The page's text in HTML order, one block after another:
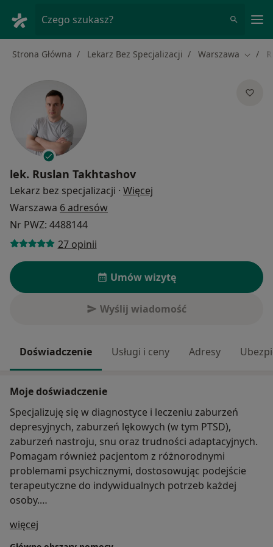
Czego szukasz?
Strona Główna Lekarz Bez Specjalizacji Warszawa Zmień
lek. Ruslan Takhtashov
Lekarz bez specjalizacji · Więcej
Warszawa 6 adresów
Nr PWZ: 4488144
27 opinii
Umów wizytę
Wyślij wiadomość
Doświadczenie Usługi i ceny Adresy
Moje doświadczenie
Specjalizuję się w diagnostyce i leczeniu zaburzeń
depresyjnych, zaburzeń lękowych (w tym PTSD),
zaburzeń nastroju, snu oraz trudności adaptacyjnych.
Pomagam również pacjentom z różnorodnymi
problemami psychicznymi, dostosowując podejście
terapeutyczne do indywidualnych potrzeb każdej
osoby.
Doświadczenie kliniczne zdobywałem zarówno w
szpitalach psychiatrycznych, jak i poradniach zdrowia
więcej